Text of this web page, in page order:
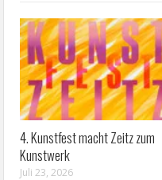
4. Kunstfest macht Zeitz zum
Kunstwerk
Juli 23, 2026